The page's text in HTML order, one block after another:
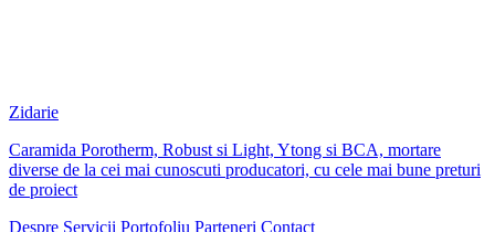
Zidarie
Caramida Porotherm, Robust si Light, Ytong si BCA, mortare
diverse de la cei mai cunoscuti producatori, cu cele mai bune preturi
de proiect
Despre Servicii Portofoliu Parteneri Contact